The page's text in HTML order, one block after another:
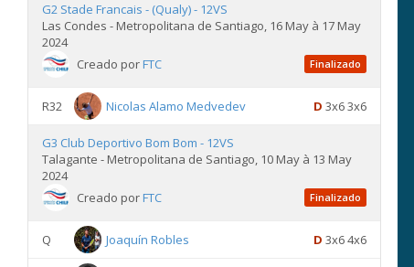
G2 Stade Francais - (Qualy) - 12VS
Las Condes - Metropolitana de Santiago, 16 May à 17 May
2024
Creado porFTC Finalizado
R32 Nicolas Alamo Medvedev D 3x6 3x6
G3 Club Deportivo Bom Bom - 12VS
Talagante - Metropolitana de Santiago, 10 May à 13 May
2024
Creado porFTC Finalizado
Q Joaquín Robles D 3x6 4x6